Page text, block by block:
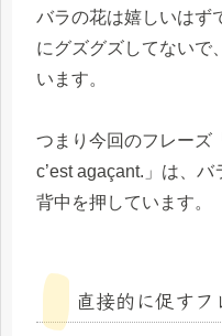
バラの花は嬉しいはず
にグズグズしてないで
います。
つまり今回のフレーズ
c’est agaçant.」は、
背中を押しています。
直接的に促す